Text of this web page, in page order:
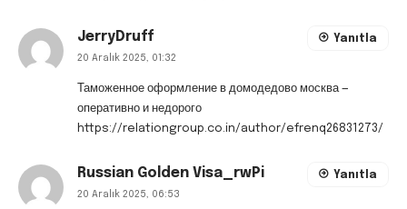
JerryDruff
20 Aralık 2025, 01:32
Таможенное оформление в домодедово москва —
оперативно и недорого
https://relationgroup.co.in/author/efrenq26831273/
Yanıtla
Russian Golden Visa_rwPi
20 Aralık 2025, 06:53
Yanıtla